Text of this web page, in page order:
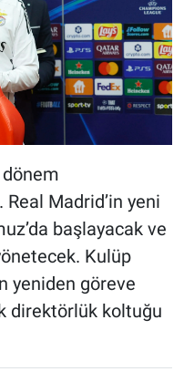
Real Madrid’in yeni
başlayacak ve
Kulüp
yeniden göreve
direktörlük koltuğu